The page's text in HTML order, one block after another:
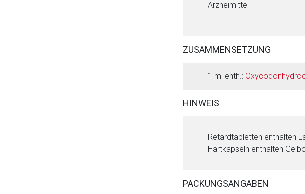
Arzneimittel
ZUSAMMENSETZUNG
1 ml enth.:
HINWEIS
Retardtabletten enthalten
Hartkapseln enthalten
PACKUNGSANGABEN
Aufruf einer externen Seite
Betreiber verantwortlich. Ebenso gelten dort